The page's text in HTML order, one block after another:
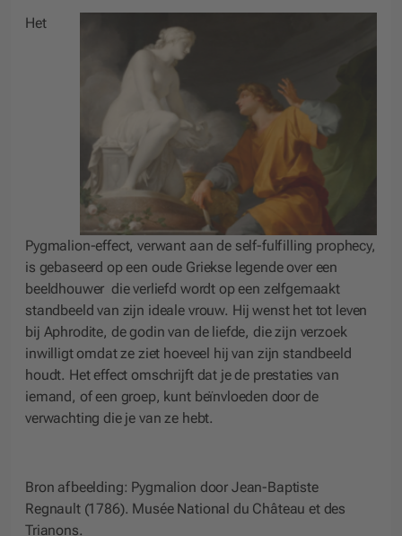
Het
Pygmalion-effect, verwant aan de self-fulfilling prophecy,
is gebaseerd op een oude Griekse legende over een
beeldhouwer die verliefd wordt op een zelfgemaakt
standbeeld van zijn ideale vrouw. Hij wenst het tot leven
bij Aphrodite, de godin van de liefde, die zijn verzoek
inwilligt omdat ze ziet hoeveel hij van zijn standbeeld
houdt. Het effect omschrijft dat je de prestaties van
iemand, of een groep, kunt beïnvloeden door de
verwachting die je van ze hebt.
Bron afbeelding: Pygmalion door Jean-Baptiste
Regnault (1786). Musée National du Château et des
Trianons.